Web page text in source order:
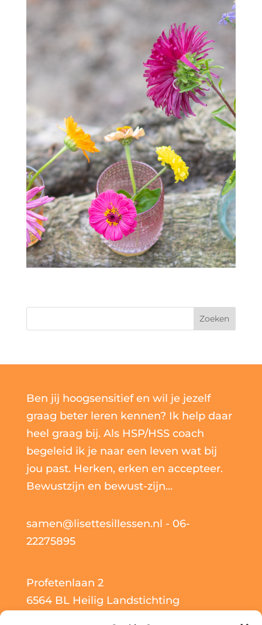
Zoeken
Ben jij hoogsensitief en wil je jezelf
graag beter leren kennen? Ik help daar
heel graag bij. Als HSP/HSS coach
begeleid ik je naar een leven wat bij
jou past. Herken, erken en accepteer.
Bewustzijn en bewust-zijn...
samen@lisettesillessen.nl - 06-
22275895
Profetenlaan 2
6564 BL Heilig Landstichting